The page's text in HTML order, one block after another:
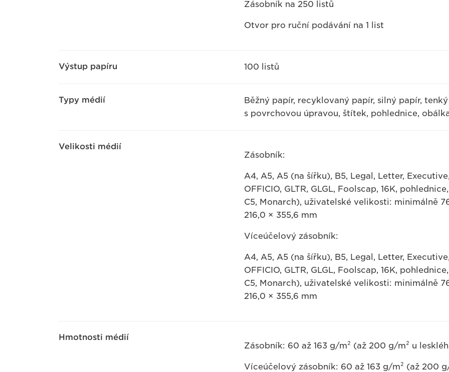
Zásobník na 250 listů
Otvor pro ruční podávání na 1 list
Výstup papíru 100 listů
Typy médií
Běžný papír, recyklovaný papír, silný papír,
s povrchovou úpravou, štítek, pohlednice,
Velikosti médií
Zásobník:
A4, A5, A5 (na šířku), B5, Legal, Letter,
OFFICIO, GLTR, GLGL, Foolscap, 16K,
C5, Monarch), uživatelské velikosti: minimálně
216,0 × 355,6 mm
Víceúčelový zásobník:
A4, A5, A5 (na šířku), B5, Legal, Letter,
OFFICIO, GLTR, GLGL, Foolscap, 16K,
C5, Monarch), uživatelské velikosti: minimálně
216,0 × 355,6 mm
Hmotnosti médií
Zásobník: 60 až 163 g/m² (až 200 g/m² u
Víceúčelový zásobník: 60 až 163 g/m² (až 200